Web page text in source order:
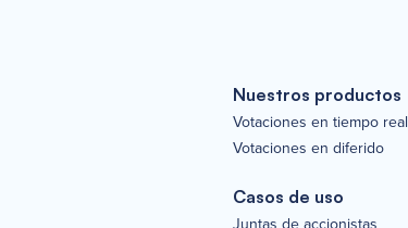
Nuestros productos
Votaciones en tiempo real
Votaciones en diferido
Casos de uso